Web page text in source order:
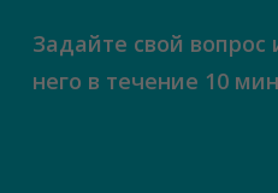
Задайте свой
него в течение 10